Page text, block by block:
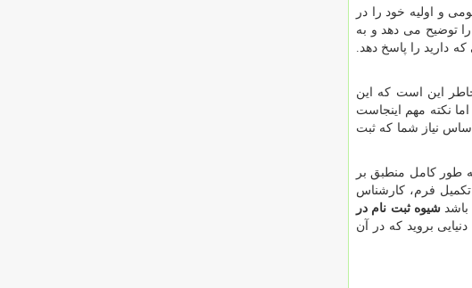
و اولیه خود را در
توضیح می دهد و به
دارید را پاسخ دهد.
این است که این
نکته مهم اینجاست
نیاز شما که ثبت
طور کامل منطبق بر
تکمیل فرم، کارشناس
باشدشیوه ثبت نام در
بروید که در آن